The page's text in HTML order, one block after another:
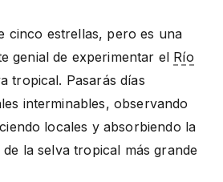
cinco estrellas, pero es una
genial de experimentar el Río
tropical. Pasarás días
interminables, observando
locales y absorbiendo la
la selva tropical más grande